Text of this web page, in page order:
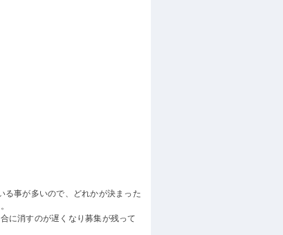
る事が多いので、どれかが決まった
に消すのが遅くなり募集が残って